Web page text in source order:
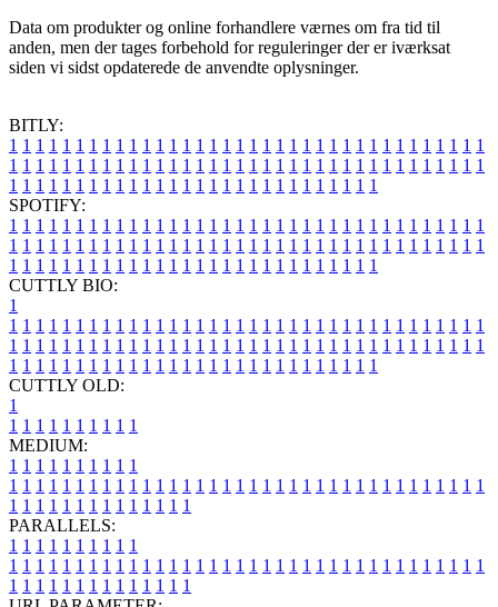
Data om produkter og online forhandlere værnes om fra tid til
anden, men der tages forbehold for reguleringer der er iværksat
siden vi sidst opdaterede de anvendte oplysninger.
BITLY:
1 1 1 1 1 1 1 1 1 1 1 1 1 1 1 1 1 1 1 1 1 1 1 1 1 1 1 1 1 1 1 1 1 1 1 1
1 1 1 1 1 1 1 1 1 1 1 1 1 1 1 1 1 1 1 1 1 1 1 1 1 1 1 1 1 1 1 1 1 1 1 1
1 1 1 1 1 1 1 1 1 1 1 1 1 1 1 1 1 1 1 1 1 1 1 1 1 1 1 1
SPOTIFY:
1 1 1 1 1 1 1 1 1 1 1 1 1 1 1 1 1 1 1 1 1 1 1 1 1 1 1 1 1 1 1 1 1 1 1 1
1 1 1 1 1 1 1 1 1 1 1 1 1 1 1 1 1 1 1 1 1 1 1 1 1 1 1 1 1 1 1 1 1 1 1 1
1 1 1 1 1 1 1 1 1 1 1 1 1 1 1 1 1 1 1 1 1 1 1 1 1 1 1 1
CUTTLY BIO:
1
1 1 1 1 1 1 1 1 1 1 1 1 1 1 1 1 1 1 1 1 1 1 1 1 1 1 1 1 1 1 1 1 1 1 1 1
1 1 1 1 1 1 1 1 1 1 1 1 1 1 1 1 1 1 1 1 1 1 1 1 1 1 1 1 1 1 1 1 1 1 1 1
1 1 1 1 1 1 1 1 1 1 1 1 1 1 1 1 1 1 1 1 1 1 1 1 1 1 1 1
CUTTLY OLD:
1
1 1 1 1 1 1 1 1 1 1
MEDIUM:
1 1 1 1 1 1 1 1 1 1
1 1 1 1 1 1 1 1 1 1 1 1 1 1 1 1 1 1 1 1 1 1 1 1 1 1 1 1 1 1 1 1 1 1 1 1
1 1 1 1 1 1 1 1 1 1 1 1 1 1
PARALLELS:
1 1 1 1 1 1 1 1 1 1
1 1 1 1 1 1 1 1 1 1 1 1 1 1 1 1 1 1 1 1 1 1 1 1 1 1 1 1 1 1 1 1 1 1 1 1
1 1 1 1 1 1 1 1 1 1 1 1 1 1